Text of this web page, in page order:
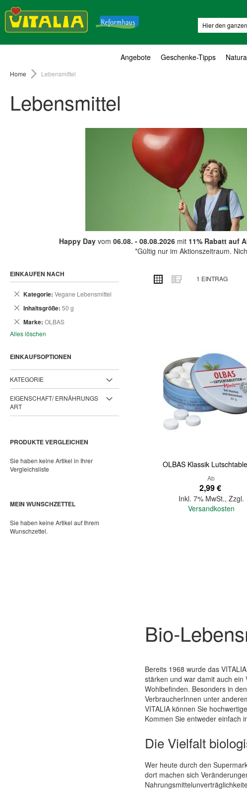
Angebote Geschenke-Tipps
Home Lebensmittel
Lebensmittel
Happy Dayvom 06.08. - 08.08.2026mit 11% Rabatt auf
*Gültig nur im Aktionszeitraum.
ANSICHT
ALS
Raster Liste
1 EINTRAG
OLBAS Klassik
Ab
2,99 €
Inkl. 7% MwSt., Zzgl.
Versandkosten
Quickview
Bio-
Bereits 1968 wurde das
stärken und war damit auch ein
Wohlbefinden. Besonders in
VerbraucherInnen unter
VITALIA können Sie
Kommen Sie entweder einfach
Die Vielfalt
Wer heute durch den
dort machen sich
EINKAUFEN NACH
Kategorie Vegane Lebensmittel
Dies
Inhaltsgröße 50 g
Dies
Marke OLBAS
Dies
Alles löschen
EINKAUFSOPTIONEN
KATEGORIE
EIGENSCHAFT/ ERNÄHRUNGS
ART
PRODUKTE VERGLEICHEN
Sie haben keine Artikel in Ihrer
Vergleichsliste
MEIN WUNSCHZETTEL
Sie haben keine Artikel auf Ihrem
Wunschzettel.